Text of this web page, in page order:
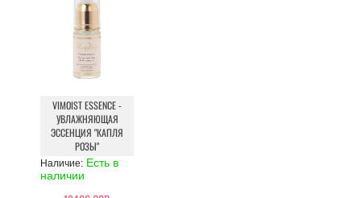
VIMOIST ESSENCE -
УВЛАЖНЯЮЩАЯ
ЭССЕНЦИЯ "КАПЛЯ
РОЗЫ"
Наличие: Есть в
наличии